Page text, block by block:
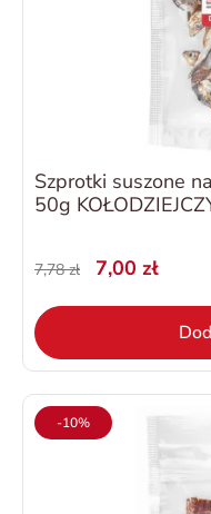
Szprotki suszone
50g
7,78 zł 7,00 zł
-10%